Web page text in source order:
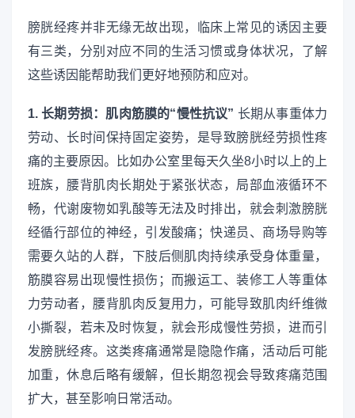
膀胱经疼并非无缘无故出现，临床上常见的诱因主要
有三类，分别对应不同的生活习惯或身体状况，了解
这些诱因能帮助我们更好地预防和应对。
1. 长期劳损：肌肉筋膜的“慢性抗议” 长期从事重体力
劳动、长时间保持固定姿势，是导致膀胱经劳损性疼
痛的主要原因。比如办公室里每天久坐8小时以上的上
班族，腰背肌肉长期处于紧张状态，局部血液循环不
畅，代谢废物如乳酸等无法及时排出，就会刺激膀胱
经循行部位的神经，引发酸痛；快递员、商场导购等
需要久站的人群，下肢后侧肌肉持续承受身体重量，
筋膜容易出现慢性损伤；而搬运工、装修工人等重体
力劳动者，腰背肌肉反复用力，可能导致肌肉纤维微
小撕裂，若未及时恢复，就会形成慢性劳损，进而引
发膀胱经疼。这类疼痛通常是隐隐作痛，活动后可能
加重，休息后略有缓解，但长期忽视会导致疼痛范围
扩大，甚至影响日常活动。